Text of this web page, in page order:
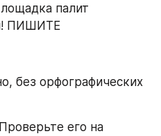
палит
ПИШИТЕ
без орфографических
его на